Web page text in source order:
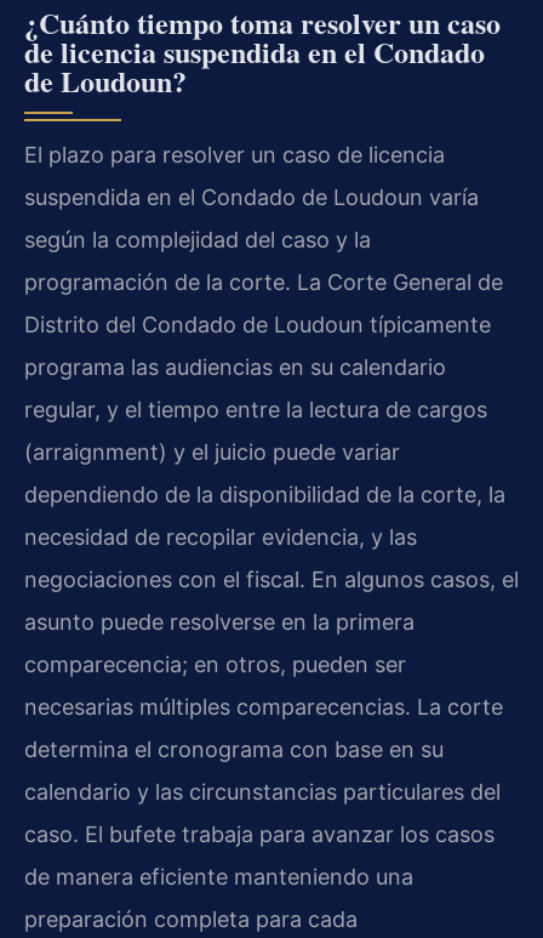
¿Cuánto tiempo toma resolver un caso
de licencia suspendida en el Condado
de Loudoun?
El plazo para resolver un caso de licencia
suspendida en el Condado de Loudoun varía
según la complejidad del caso y la
programación de la corte. La Corte General de
Distrito del Condado de Loudoun típicamente
programa las audiencias en su calendario
regular, y el tiempo entre la lectura de cargos
(arraignment) y el juicio puede variar
dependiendo de la disponibilidad de la corte, la
necesidad de recopilar evidencia, y las
negociaciones con el fiscal. En algunos casos, el
asunto puede resolverse en la primera
comparecencia; en otros, pueden ser
necesarias múltiples comparecencias. La corte
determina el cronograma con base en su
calendario y las circunstancias particulares del
caso. El bufete trabaja para avanzar los casos
de manera eficiente manteniendo una
preparación completa para cada